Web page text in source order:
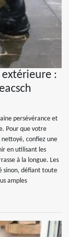
:
persévérance et
Pour que votre
confiez une
en utilisant les
à la longue. Les
sinon, défiant toute
amples